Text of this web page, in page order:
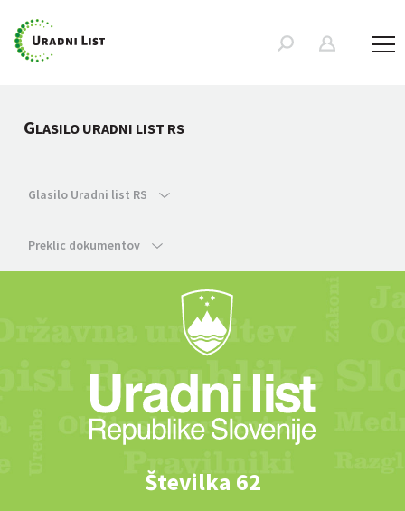
GLASILO URADNI LIST RS
Glasilo Uradni list RS
Preklic dokumentov
Številka 62